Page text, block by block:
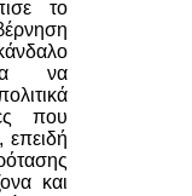
το
να
που
επειδή
και